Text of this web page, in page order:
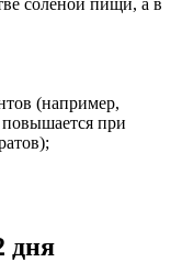
(например,
при
дня